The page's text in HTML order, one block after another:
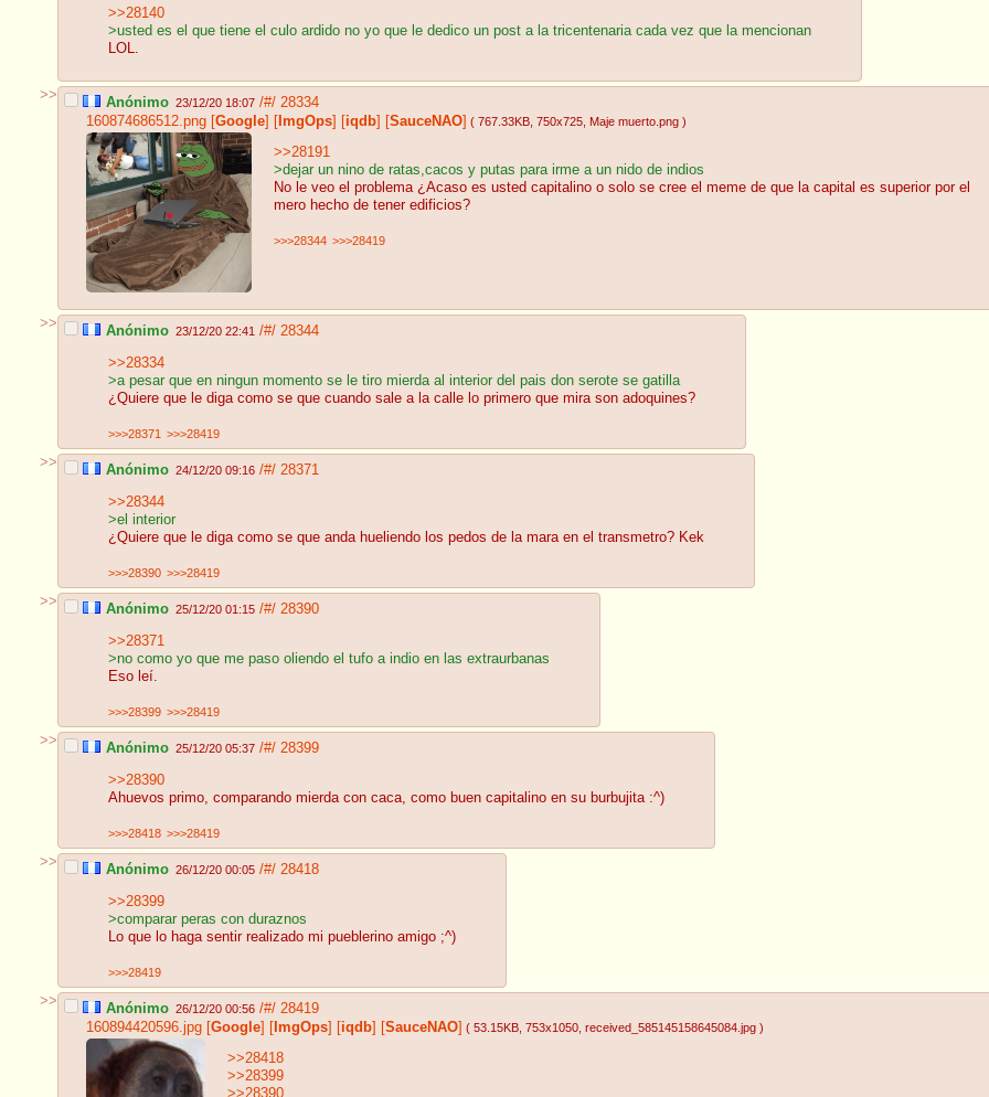
>>28140
>usted es el que tiene el culo ardido no yo que le dedico un post a la tricentenaria cada vez que la mencionan
LOL.
>> Anónimo 23/12/20 18:07 /#/ 28334
160874686512.png [Google] [ ImgOps] [iqdb] [SauceNAO] ( 767.33KB , 750x725 , Maje muerto.png )
>>28191
>dejar un nino de ratas,cacos y putas para irme a un nido de indios
No le veo el problema ¿Acaso es usted capitalino o solo se cree el meme de que la capital es superior por el
mero hecho de tener edificios?
>>>28344 >>>28419
>> Anónimo 23/12/20 22:41 /#/ 28344
>>28334
>a pesar que en ningun momento se le tiro mierda al interior del pais don serote se gatilla
¿Quiere que le diga como se que cuando sale a la calle lo primero que mira son adoquines?
>>>28371 >>>28419
>> Anónimo 24/12/20 09:16 /#/ 28371
>>28344
>el interior
¿Quiere que le diga como se que anda hueliendo los pedos de la mara en el transmetro? Kek
>>>28390 >>>28419
>> Anónimo 25/12/20 01:15 /#/ 28390
>>28371
>no como yo que me paso oliendo el tufo a indio en las extraurbanas
Eso leí.
>>>28399 >>>28419
>> Anónimo 25/12/20 05:37 /#/ 28399
>>28390
Ahuevos primo, comparando mierda con caca, como buen capitalino en su burbujita :^)
>>>28418 >>>28419
>> Anónimo 26/12/20 00:05 /#/ 28418
>>28399
>comparar peras con duraznos
Lo que lo haga sentir realizado mi pueblerino amigo ;^)
>>>28419
>> Anónimo 26/12/20 00:56 /#/ 28419
160894420596.jpg [Google] [ ImgOps] [iqdb] [SauceNAO] ( 53.15KB , 753x1050 , received_585145158645084.jpg )
>>28418
>>28399
>>28390